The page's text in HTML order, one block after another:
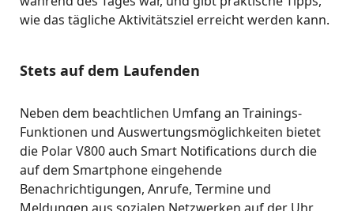
wie das tägliche Aktivitätsziel erreicht werden kann.
Stets auf dem Laufenden
Neben dem beachtlichen Umfang an Trainings-
Funktionen und Auswertungsmöglichkeiten bietet
die Polar V800 auch Smart Notifications durch die
auf dem Smartphone eingehende
Benachrichtigungen, Anrufe, Termine und